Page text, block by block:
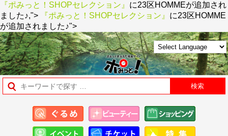
『ポみっと！SHOPセレクション』 に23区HOMMEが追加され
ました♪,">
『ポみっと！SHOPセレクション』 に23区HOMME
が追加されました♪">